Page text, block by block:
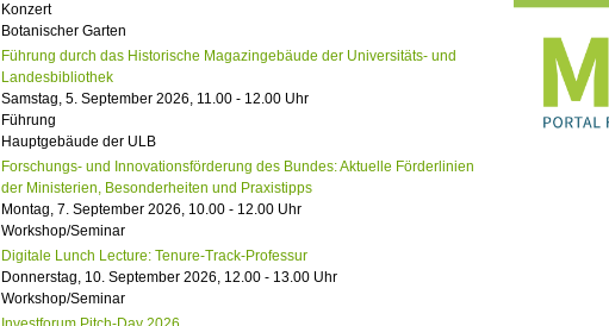
Konzert
Botanischer Garten
Führung durch das Historische Magazingebäude der Universitäts- und
Landesbibliothek
Samstag, 5. September 2026, 11.00 - 12.00 Uhr
Führung
Hauptgebäude der ULB
Forschungs- und Innovationsförderung des Bundes: Aktuelle Förderlinien
der Ministerien, Besonderheiten und Praxistipps
Montag, 7. September 2026, 10.00 - 12.00 Uhr
Workshop/Seminar
Digitale Lunch Lecture: Tenure-Track-Professur
Donnerstag, 10. September 2026, 12.00 - 13.00 Uhr
Workshop/Seminar